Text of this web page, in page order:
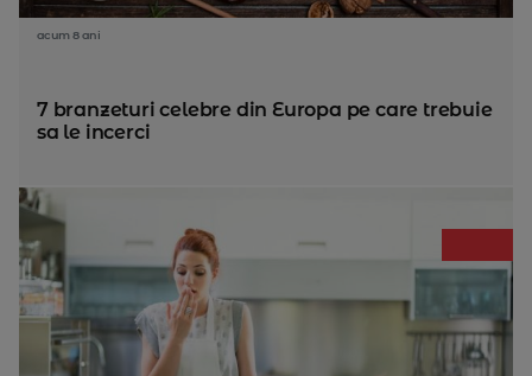
acum 8 ani
7 branzeturi celebre din Europa pe care trebuie
sa le incerci